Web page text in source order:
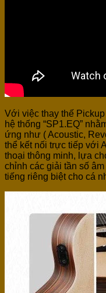
Với việc thay thế Pickup
hệ thống “SP1.EQ”
ứng như ( Acoustic,
thể kết nối trực tiếp với
thoại thông minh, lựa
chỉnh các giải tần số
tiếng riêng biệt cho cá